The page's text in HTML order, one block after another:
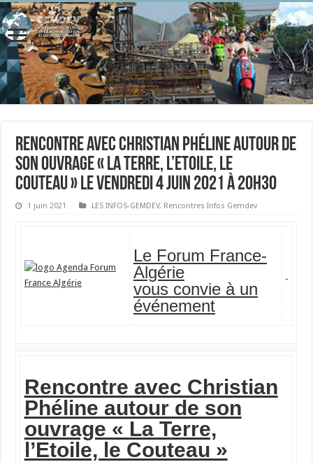
Rencontre avec Christian Phéline autour de
son ouvrage « La Terre, l’Etoile, le
Couteau » Le vendredi 4 juin 2021 à 20h30
1 juin 2021 LES INFOS-GEMDEV, Rencontres Infos Gemdev
Le Forum France-
Algérie
vous convie à un
événement
Rencontre avec Christian
Phéline autour de son
ouvrage « La Terre,
l’Etoile, le Couteau »